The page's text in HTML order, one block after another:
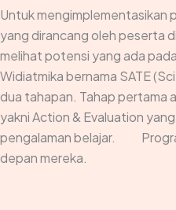
Untuk mengimplementasikan
yang dirancang oleh peserta
melihat potensi yang ada
Widiatmika bernama SATE
dua tahapan. Tahap pertama
yakni Action & Evaluation
pengalaman belajar. ⠀ ⠀
depan mereka.